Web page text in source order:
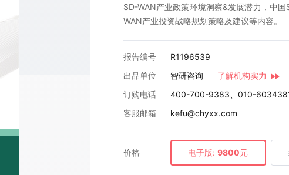
SD-WAN产业政策环境洞察&发展潜力，中
WAN产业投资战略规划策略及建议等内容。
报告编号
R1196539
出品单位
智研咨询
了解机构实力
订购电话
400-700-9383、010-
客服邮箱
kefu@chyxx.com
价格 电子版: 9800元